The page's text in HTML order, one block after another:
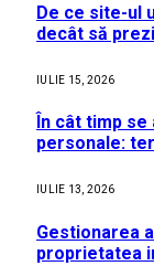
De ce site-ul
decât să
IULIE 15, 2026
În cât timp
personale:
IULIE 13, 2026
Gestionarea
proprietatea